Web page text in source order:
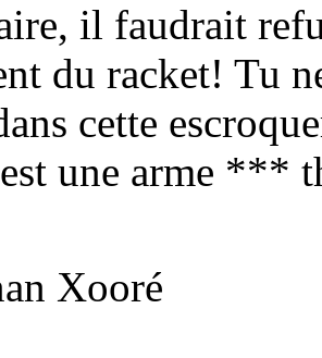
il faudrait
du racket! Tu
cette
une arme ***
Xooré